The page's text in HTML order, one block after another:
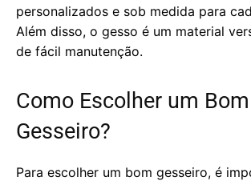
personalizados e sob medida para
Além disso, o gesso é um material
de fácil manutenção.
Como Escolher um Bom
Gesseiro?
Para escolher um bom gesseiro, é